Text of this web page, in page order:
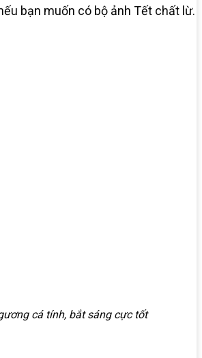
bạn muốn có bộ ảnh Tết chất lừ.
cá tính, bắt sáng cực tốt